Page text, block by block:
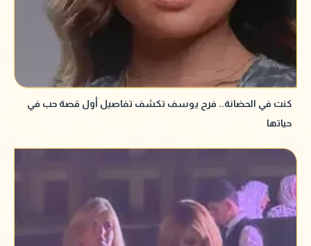
كنت في الحضانة.. فرح يوسف تكشف تفاصيل أول قصة حب في
حياتها